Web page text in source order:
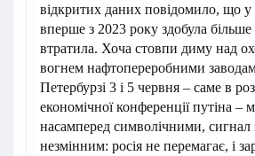
відкритих даних повідомило, що у
вперше з 2023 року здобула більше
втратила. Хоча стовпи диму над
вогнем нафтопереробними
Петербурзі 3 і 5 червня – саме в
економічної конференції путіна –
насамперед символічними, сигнал
незмінним: росія не перемагає, і